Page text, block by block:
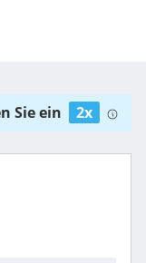
Sie ein 2x